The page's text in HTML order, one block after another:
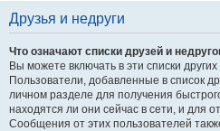
Друзья и недруги
Что означают списки друзей и
Вы можете включать в эти списки
Пользователи, добавленные в список
личном разделе для получения
находятся ли они сейчас в сети, и для
Сообщения от этих пользователей